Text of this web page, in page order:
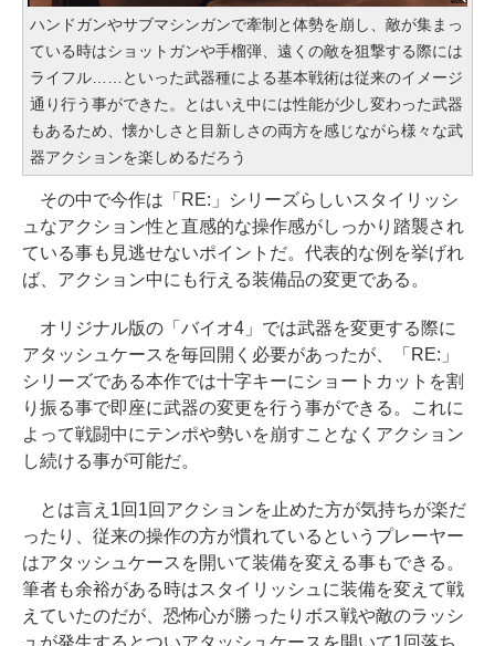
ハンドガンやサブマシンガンで牽制と体勢を崩し、敵が集まっ
ている時はショットガンや手榴弾、遠くの敵を狙撃する際には
ライフル……といった武器種による基本戦術は従来のイメージ
通り行う事ができた。とはいえ中には性能が少し変わった武器
もあるため、懐かしさと目新しさの両方を感じながら様々な武
器アクションを楽しめるだろう
その中で今作は「RE:」シリーズらしいスタイリッシ
ュなアクション性と直感的な操作感がしっかり踏襲され
ている事も見逃せないポイントだ。代表的な例を挙げれ
ば、アクション中にも行える装備品の変更である。
オリジナル版の「バイオ4」では武器を変更する際に
アタッシュケースを毎回開く必要があったが、「RE:」
シリーズである本作では十字キーにショートカットを割
り振る事で即座に武器の変更を行う事ができる。これに
よって戦闘中にテンポや勢いを崩すことなくアクション
し続ける事が可能だ。
とは言え1回1回アクションを止めた方が気持ちが楽だ
ったり、従来の操作の方が慣れているというプレーヤー
はアタッシュケースを開いて装備を変える事もできる。
筆者も余裕がある時はスタイリッシュに装備を変えて戦
えていたのだが、恐怖心が勝ったりボス戦や敵のラッシ